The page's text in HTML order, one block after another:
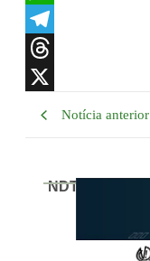
WhatsApp
Telegram
Threads
Notícia anterior
NDTV